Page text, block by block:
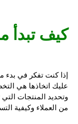
كيف
إذا كنت تفكر في
عليك اتخاذها هي
وتحديد المنتجات
من العملاء وكيفية